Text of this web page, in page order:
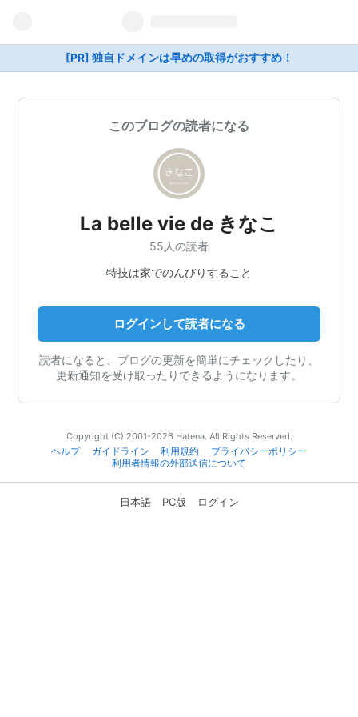
[PR] 独自ドメインは早めの取得がおすすめ！
このブログの読者になる
La belle vie de きなこ
55人の読者
特技は家でのんびりすること
ログインして読者になる
読者になると、ブログの更新を簡単にチェックしたり、
更新通知を受け取ったりできるようになります。
Copyright (C) 2001-2026 Hatena. All Rights Reserved.
ヘルプ
ガイドライン 利用規約
プライバシーポリシー
利用者情報の外部送信について
日本語 PC版 ログイン